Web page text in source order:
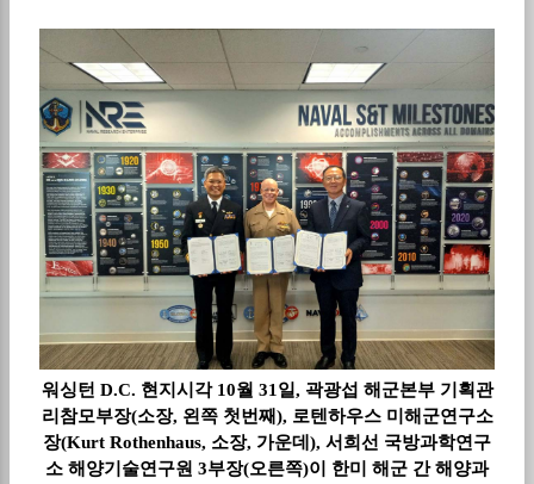
워싱턴 D.C. 현지시각 10월 31일, 곽광섭 해군본부 기획관
리참모부장(소장, 왼쪽 첫번째), 로텐하우스 미해군연구소
장(Kurt Rothenhaus, 소장, 가운데), 서희선 국방과학연구
소 해양기술연구원 3부장(오른쪽)이 한미 해군 간 해양과